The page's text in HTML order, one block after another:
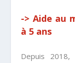
-> Aide au
à 5 ans
Depuis 2018,